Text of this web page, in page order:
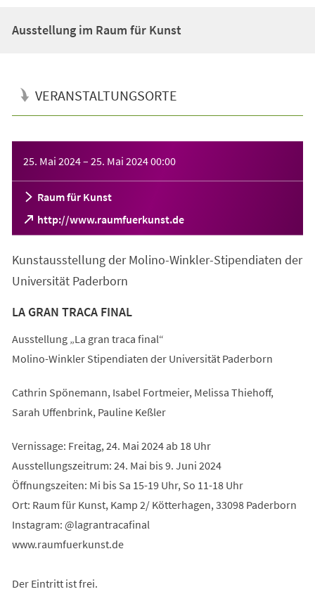
Ausstellung im Raum für Kunst
VERANSTALTUNGSORTE
25. Mai 2024– 25. Mai 202400:00
Raum für Kunst
http://www.raumfuerkunst.de
(Öffnet
in
neuen
Tab)
Kunstausstellung der Molino-Winkler-Stipendiaten der
Universität Paderborn
LA GRAN TRACA FINAL
Ausstellung „La gran traca final“
Molino-Winkler Stipendiaten der Universität Paderborn
Cathrin Spönemann, Isabel Fortmeier, Melissa Thiehoff,
Sarah Uffenbrink, Pauline Keßler
Vernissage: Freitag, 24. Mai 2024 ab 18 Uhr
Ausstellungszeitrum: 24. Mai bis 9. Juni 2024
Öffnungszeiten: Mi bis Sa 15-19 Uhr, So 11-18 Uhr
Ort: Raum für Kunst, Kamp 2/ Kötterhagen, 33098 Paderborn
Instagram: @lagrantracafinal
www.raumfuerkunst.de
Der Eintritt ist frei.